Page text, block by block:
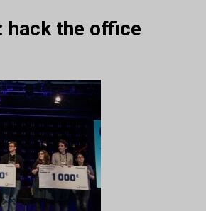
hack the office